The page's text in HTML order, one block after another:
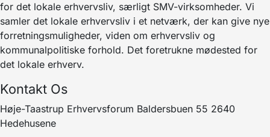
for det lokale erhvervsliv, særligt SMV-virksomheder. Vi
samler det lokale erhvervsliv i et netværk, der kan give nye
forretningsmuligheder, viden om erhvervsliv og
kommunalpolitiske forhold. Det foretrukne mødested for
det lokale erhverv.
Kontakt Os
Høje-Taastrup Erhvervsforum Baldersbuen 55 2640
Hedehusene